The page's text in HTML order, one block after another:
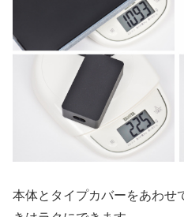
本体とタイプカバーをあわせ